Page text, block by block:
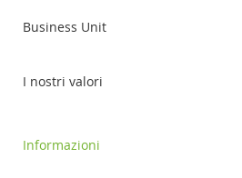
Business Unit
I nostri valori
Informazioni